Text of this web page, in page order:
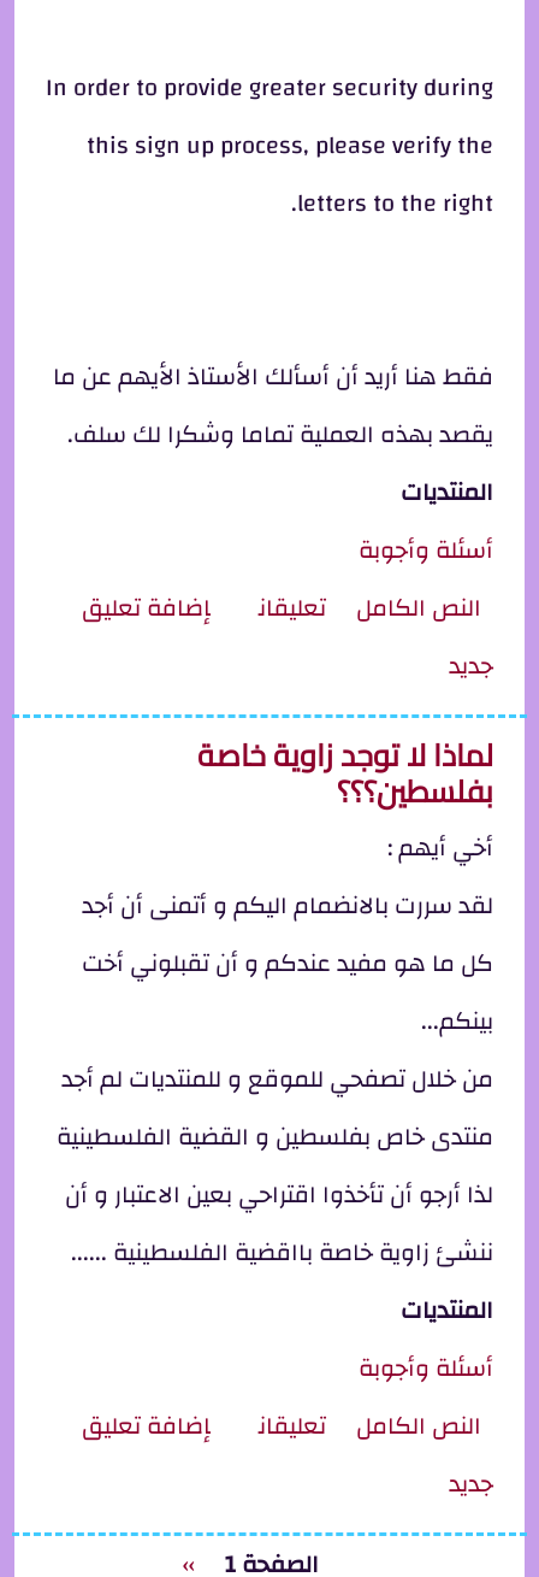
In order to provide greater security during
this sign up process, please verify the
letters to the right.
فقط هنا أريد أن أسألك الأستاذ الأيهم عن ما
يقصد بهذه العملية تماما وشكرا لك سلف.
المنتديات
أسئلة وأجوبة
النص الكامل ِل الكود السري
تعليقان
إضافة تعليق
جديد
لماذا لا توجد زاوية خاصة
بفلسطين؟؟؟
أخي أيهم :
لقد سررت بالانضمام اليكم و أتمنى أن أجد
كل ما هو مفيد عندكم و أن تقبلوني أخت
بينكم...
من خلال تصفحي للموقع و للمنتديات لم أجد
منتدى خاص بفلسطين و القضية الفلسطينية
لذا أرجو أن تأخذوا اقتراحي بعين الاعتبار و أن
ننشئ زاوية خاصة بااقضية الفلسطينية ......
المنتديات
أسئلة وأجوبة
النص الكامل ِل لماذا لا توجد زاوية خاصة
تعليقان
إضافة تعليق
جديد
Pagination الصفحة 1 الصفحة التالية
››